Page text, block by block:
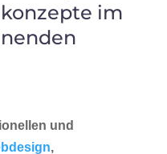
im
und
,